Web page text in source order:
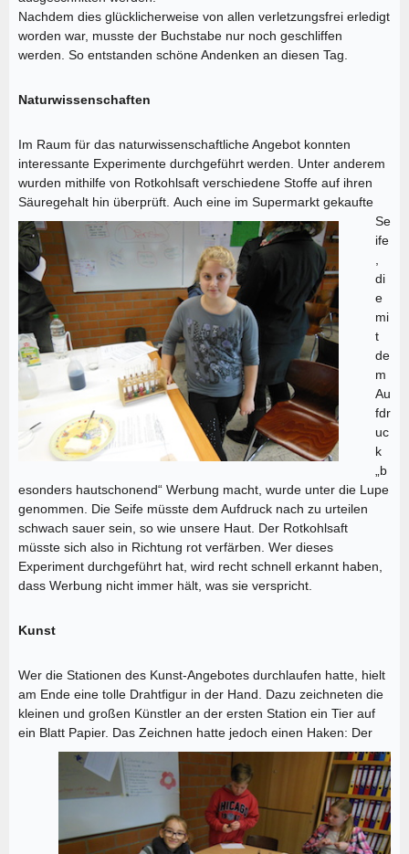
Nachdem dies glücklicherweise von allen verletzungsfrei erledigt
worden war, musste der Buchstabe nur noch geschliffen
werden. So entstanden schöne Andenken an diesen Tag.
Naturwissenschaften
Im Raum für das naturwissenschaftliche Angebot konnten
interessante Experimente durchgeführt werden. Unter anderem
wurden mithilfe von Rotkohlsaft verschiedene Stoffe auf ihren
Säuregehalt hin überprüft. Auch eine im Supermarkt gekaufte
Se
ife
di
e
mi
t
de
m
Au
fdr
uc
k
„b
esonders hautschonend“ Werbung macht, wurde unter die Lupe
genommen. Die Seife müsste dem Aufdruck nach zu urteilen
schwach sauer sein, so wie unsere Haut. Der Rotkohlsaft
müsste sich also in Richtung rot verfärben. Wer dieses
Experiment durchgeführt hat, wird recht schnell erkannt haben,
dass Werbung nicht immer hält, was sie verspricht.
Kunst
Wer die Stationen des Kunst-Angebotes durchlaufen hatte, hielt
am Ende eine tolle Drahtfigur in der Hand. Dazu zeichneten die
kleinen und großen Künstler an der ersten Station ein Tier auf
ein Blatt Papier. Das Zeichnen hatte jedoch einen Haken: Der